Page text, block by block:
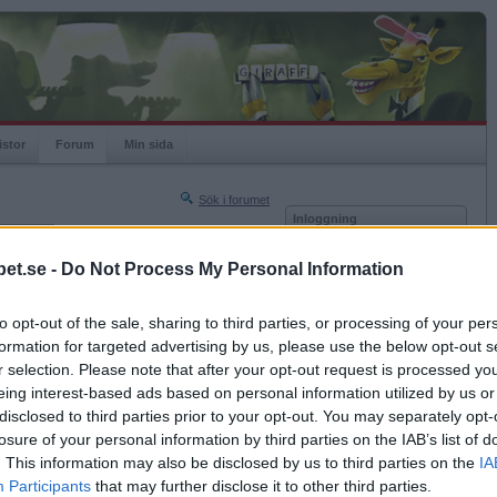
- Do Not Process My Personal Information
opt-out of the sale, sharing to third parties, or processing of your
for targeted advertising by us, please use the below opt-out
selection. Please note that after your opt-out request is processed
interest-based ads based on personal information utilized by us
to third parties prior to your opt-out. You may separately
of your personal information by third parties on the IAB’s list of
This information may also be disclosed by us to third parties on the
Participants that may further disclose it to other third parties.
Forum Min sida
Sök i forumet
Nästa sida »
2022-04-28 17:07
på 60-talsmusik?
Inloggning
Kom ihåg mig
Glömt ditt lösenord?
Få ny aktiveringslänk
Betapet är gratis!